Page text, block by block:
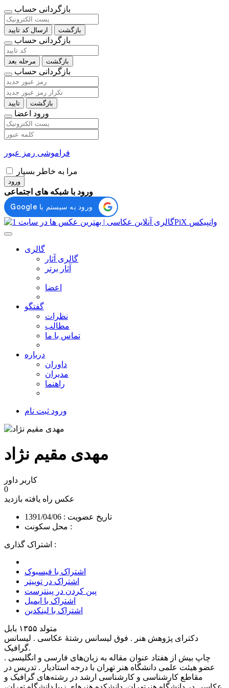
بازگردانی حساب
ارسال کد تایید بازگشت
بازگردانی حساب
مرحله بعد بازگشت
بازگردانی حساب
تایید بازگشت
ورود اعضا
فراموشی رمز عبور
مرا به خاطر بسپار
ورود
ورود با شبکه های اجتماعی
گالری
گالری آثار
آثار برتر
اعضا
گفتگو
نظرات
مطالب
تماس با ما
درباره
داوران
مدیران
راهنما
ورود ثبت نام
مهدی مقیم نژاد
کاربر داور
0
عکس راه یافته بازدید
تاریخ عضویت : 1391/04/06
محل سکونت :
اشتراک گذاری :
اشتراک با فیسبوک
اشتراک در توییتر
پین کردن در پینترست
اشتراک با ایمیل
اشتراک با لینکدین
متولد ۱۳۵۵ بابل
دکترای پژوهش هنر . فوق لیسانس رشتهٔ عکاسی . لیسانس
گرافیک.
عضو هیئت علمی دانشگاه هنر تهران با درجه استادیار ‫.‬ تدریس در
مقاطع کار‌شناسی و کار‌شناسی ارشد در رشته‌های گرافیک و